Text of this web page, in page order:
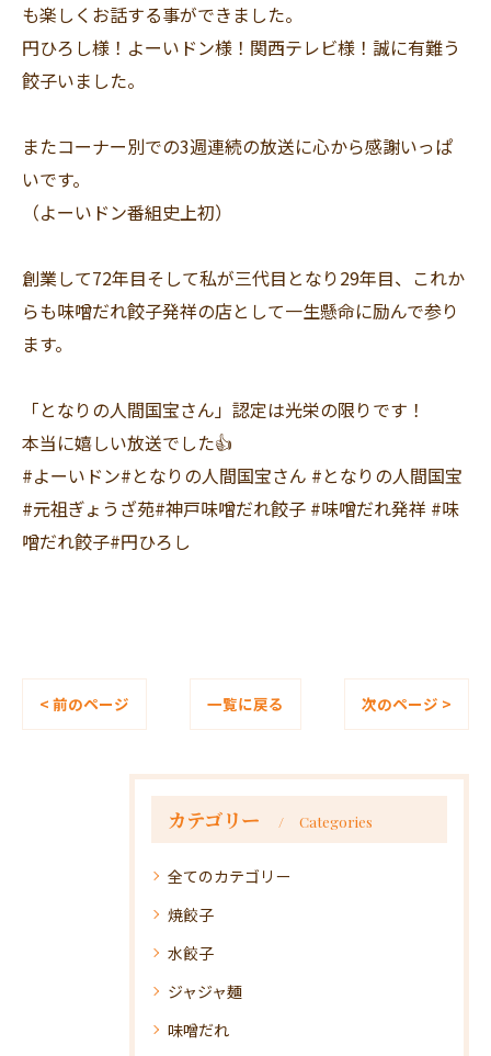
も楽しくお話する事ができました。
円ひろし様！よーいドン様！関西テレビ様！誠に有難う
餃子いました。
またコーナー別での3週連続の放送に心から感謝いっぱ
いです。
（よーいドン番組史上初）
創業して72年目そして私が三代目となり29年目、これか
らも味噌だれ餃子発祥の店として一生懸命に励んで参り
ます。
「となりの人間国宝さん」認定は光栄の限りです！
本当に嬉しい放送でした👍
#よーいドン#となりの人間国宝さん #となりの人間国宝
#元祖ぎょうざ苑#神戸味噌だれ餃子 #味噌だれ発祥 #味
噌だれ餃子#円ひろし
< 前のページ 一覧に戻る 次のページ >
カテゴリー Categories
全てのカテゴリー
焼餃子
水餃子
ジャジャ麺
味噌だれ